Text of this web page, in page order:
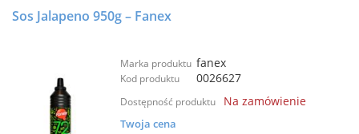
Sos Jalapeno 950g – Fanex
Marka produktu fanex
Kod produktu 0026627
Dostępność produktu Na zamówienie
Twoja cena